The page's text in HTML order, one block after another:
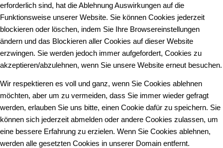
erforderlich sind, hat die Ablehnung Auswirkungen auf die
Funktionsweise unserer Website. Sie können Cookies jederzeit
blockieren oder löschen, indem Sie Ihre Browsereinstellungen
ändern und das Blockieren aller Cookies auf dieser Website
erzwingen. Sie werden jedoch immer aufgefordert, Cookies zu
akzeptieren/abzulehnen, wenn Sie unsere Website erneut besuchen.
Wir respektieren es voll und ganz, wenn Sie Cookies ablehnen
möchten, aber um zu vermeiden, dass Sie immer wieder gefragt
werden, erlauben Sie uns bitte, einen Cookie dafür zu speichern. Sie
können sich jederzeit abmelden oder andere Cookies zulassen, um
eine bessere Erfahrung zu erzielen. Wenn Sie Cookies ablehnen,
werden alle gesetzten Cookies in unserer Domain entfernt.